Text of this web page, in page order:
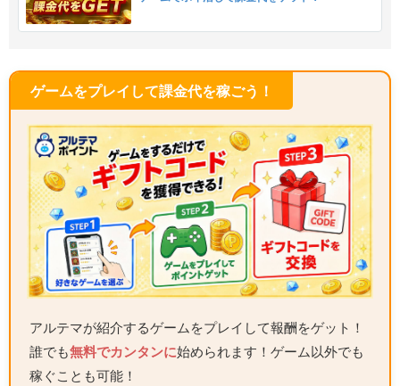
ゲームをプレイして課金代を稼ごう！
アルテマが紹介するゲームをプレイして報酬をゲット！
誰でも無料でカンタンに始められます！ゲーム以外でも
稼ぐことも可能！